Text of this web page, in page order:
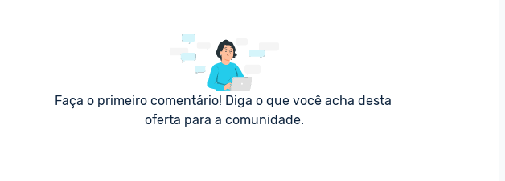
Faça o primeiro comentário! Diga o que você acha desta
oferta para a comunidade.